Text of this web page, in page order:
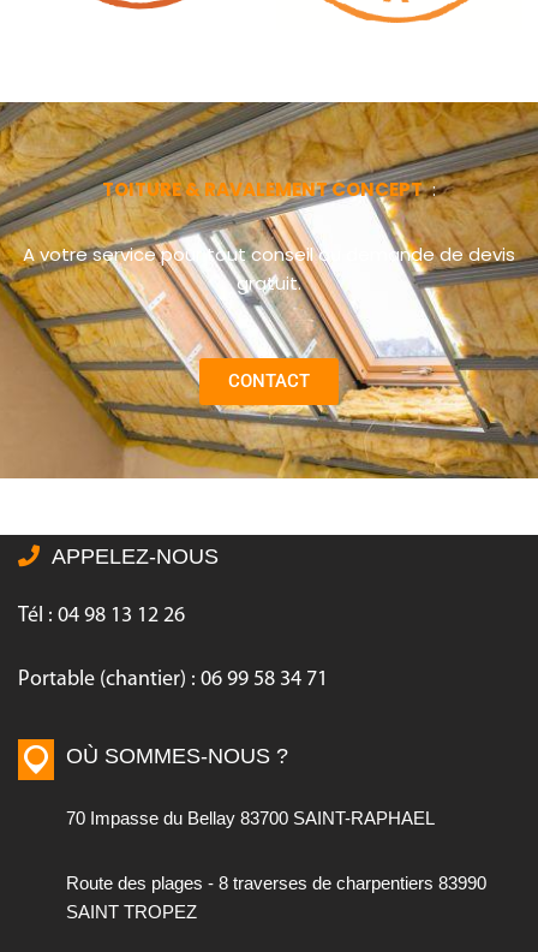
TOITURE & RAVALEMENT CONCEPT:
A votre service pour tout conseil ou demande de devis
gratuit.
CONTACT
APPELEZ-NOUS
Tél : 04 98 13 12 26
Portable (chantier) : 06 99 58 34 71
OÙ SOMMES-NOUS ?
70 Impasse du Bellay 83700 SAINT-RAPHAEL
Route des plages - 8 traverses de charpentiers 83990
SAINT TROPEZ